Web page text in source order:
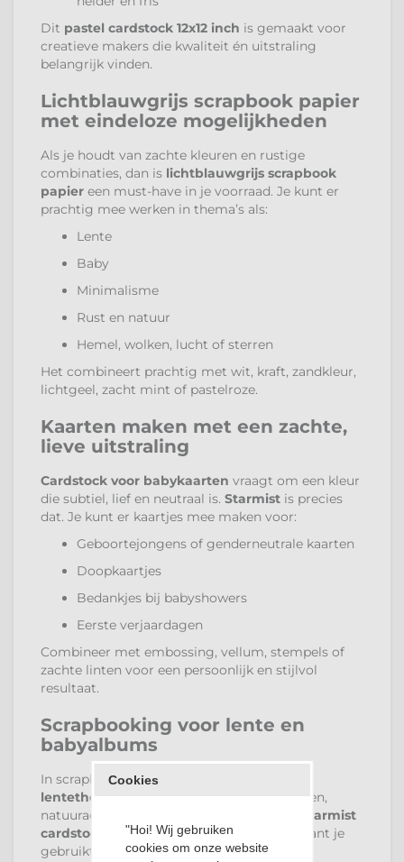
Dit pastel cardstock 12x12 inch is gemaakt voor
creatieve makers die kwaliteit én uitstraling
belangrijk vinden.
Lichtblauwgrijs scrapbook papier
met eindeloze mogelijkheden
Als je houdt van zachte kleuren en rustige
combinaties, dan is lichtblauwgrijs scrapbook
papier een must-have in je voorraad. Je kunt er
prachtig mee werken in thema’s als:
Lente
Baby
Minimalisme
Rust en natuur
Hemel, wolken, lucht of sterren
Het combineert prachtig met wit, kraft, zandkleur,
lichtgeel, zacht mint of pastelroze.
Kaarten maken met een zachte,
lieve uitstraling
Cardstock voor babykaarten vraagt om een kleur
die subtiel, lief en neutraal is. Starmist is precies
dat. Je kunt er kaartjes mee maken voor:
Geboortejongens of genderneutrale kaarten
Doopkaartjes
Bedankjes bij babyshowers
Eerste verjaardagen
Combineer met embossing, vellum, stempels of
zachte linten voor een persoonlijk en stijlvol
resultaat.
Scrapbooking voor lente en
babyalbums
In scrapbooking zijn
lentethema’s
vaak gevuld met zachte tinten,
natuuraccenten en pastelkleuren.
Bazzill Starmist
cardstock kopen is dan een slimme zet, want je
gebruikt het als:
Cookies
"Hoi! Wij gebruiken
cookies om onze website